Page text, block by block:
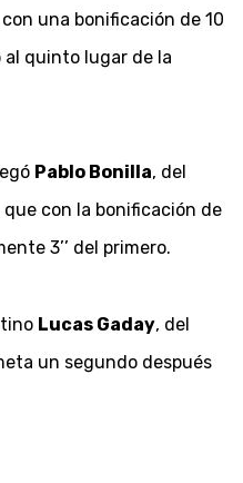
con una bonificación de 10
al quinto lugar de la
Pablo Bonilla, del
con la bonificación de
3’’ del primero.
Lucas Gaday, del
un segundo después